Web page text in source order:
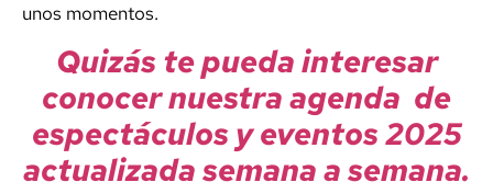
unos momentos.
Quizás te pueda interesar
conocer nuestra agenda de
espectáculos y eventos 2025
actualizada semana a semana.